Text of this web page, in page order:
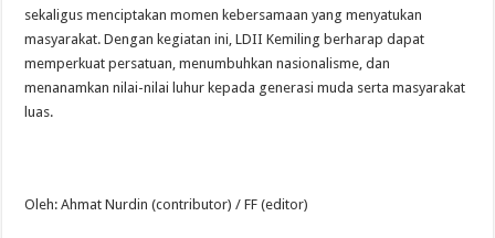
sekaligus menciptakan momen kebersamaan yang menyatukan
masyarakat. Dengan kegiatan ini, LDII Kemiling berharap dapat
memperkuat persatuan, menumbuhkan nasionalisme, dan
menanamkan nilai-nilai luhur kepada generasi muda serta masyarakat
luas.
Oleh: Ahmat Nurdin (contributor) / FF (editor)